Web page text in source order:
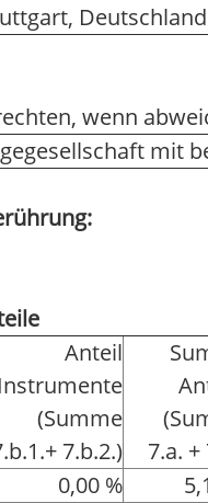
Deutschland
wenn
mit
Anteil
Instrumente
(Summe
7.b.2.)
7.a. +
0,00 %